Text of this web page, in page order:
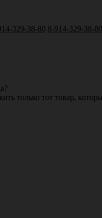
329-38-80 8-914-329-38-80
только тот товар,